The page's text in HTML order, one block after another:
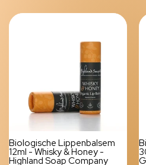
Biologische Lippenbalsem
12ml - Whisky & Honey -
Highland Soap Company